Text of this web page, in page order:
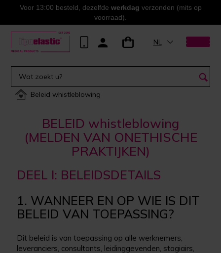
Voor 13:00 besteld, dezelfde werkdag verzonden (mits op
voorraad).
NL
Beleid whistleblowing
BELEID whistleblowing
(MELDEN VAN ONETHISCHE
PRAKTIJKEN)
DEEL I: BELEIDSDETAILS
1. WANNEER EN OP WIE IS DIT
BELEID VAN TOEPASSING?
Dit beleid is van toepassing op alle werknemers,
leveranciers, consultants, leidinggevenden, stagiairs,